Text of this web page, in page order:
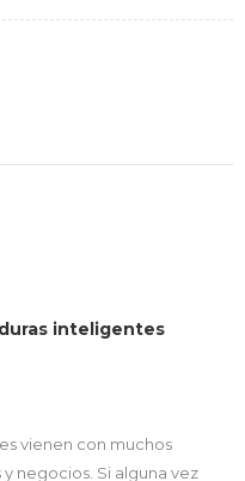
de 2020. Esto fue un
83,1 millones en el
completo de 2020, los
inteligentes
vienen con muchos
negocios. Si alguna vez